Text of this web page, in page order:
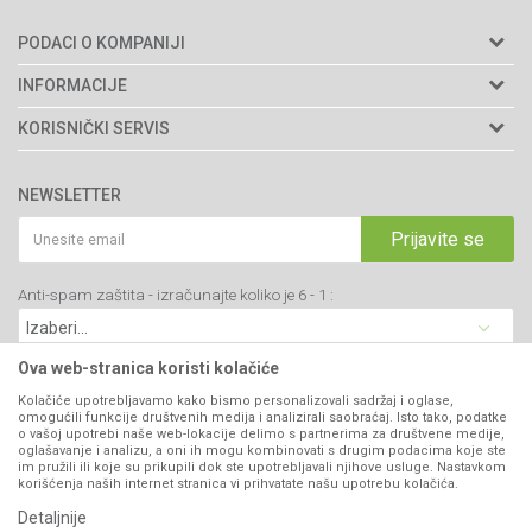
PODACI O KOMPANIJI
Agromarket doo
Adresa: Kraljevačkog bataljona 235/2
34000 Kragujevac, Srbija
webshop@agromarket.rs
PIB: 102135221
Matični broj: 07593252
INFORMACIJE
O nama
Prodavnice
Brendovi
Katalozi
Blog
Najčešća pitanja
KORISNIČKI SERVIS
Politika privatnosti
Kako kupiti
Isporuka
Click & Collect
Načini plaćanja
Plaćanje karticama
Web kredit Raiffeisen banke
Pravo na odustajanje
Reklamacije
NEWSLETTER
Prijavite se
Anti-spam zaštita - izračunajte koliko je 6 - 1 :
VIBER I SMS NEWSLETTER
Prijavite se
PRATITE NAS
Ova web-stranica koristi kolačiće
Kolačiće upotrebljavamo kako bismo personalizovali sadržaj i oglase,
omogućili funkcije društvenih medija i analizirali saobraćaj. Isto tako, podatke
o vašoj upotrebi naše web-lokacije delimo s partnerima za društvene medije,
oglašavanje i analizu, a oni ih mogu kombinovati s drugim podacima koje ste
im pružili ili koje su prikupili dok ste upotrebljavali njihove usluge. Nastavkom
korišćenja naših internet stranica vi prihvatate našu upotrebu kolačića.
Detaljnije